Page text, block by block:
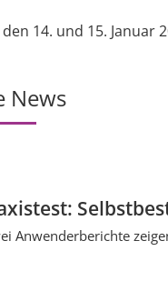
14. und 15. Januar
News
Anwenderberichte